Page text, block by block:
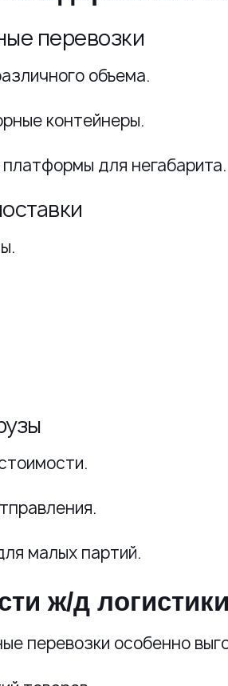
перевозки
объема.
контейнеры.
для негабарита.
малых партий.
ж/д логистики
перевозки особенно